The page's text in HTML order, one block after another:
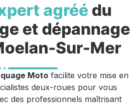
agréé du
et dépannage
Sur-Mer
Moto facilite votre mise en
deux-roues pour vous
des professionnels maîtrisant